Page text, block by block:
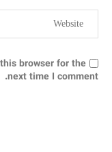
browser for the
next time I comment.